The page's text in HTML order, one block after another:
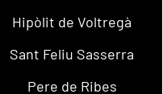
Hipòlit de Voltregà
Sant Feliu Sasserra
Pere de Ribes